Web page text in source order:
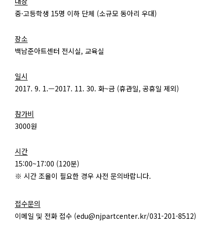
중·고등학생 15명 이하 단체 (소규모 동아리 우대)
장소
백남준아트센터 전시실, 교육실
일시
2017. 9. 1.—2017. 11. 30. 화~금 (휴관일, 공휴일 제외)
참가비
3000원
시간
15:00~17:00 (120분)
※ 시간 조율이 필요한 경우 사전 문의바랍니다.
접수문의
이메일 및 전화 접수 (edu@njpartcenter.kr/031-201-8512)